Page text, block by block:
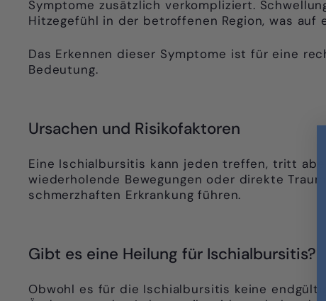
Symptome zusätzlich verkompliziert.
Hitzegefühl in der betroffenen Region, was auf
Das Erkennen dieser Symptome ist für eine
Bedeutung.
Ursachen und Risikofaktoren
Eine Ischialbursitis kann jeden treffen, tritt
wiederholende Bewegungen oder direkte
schmerzhaften Erkrankung führen.
Gibt es eine Heilung für Ischialbursitis?
Obwohl es für die Ischialbursitis keine